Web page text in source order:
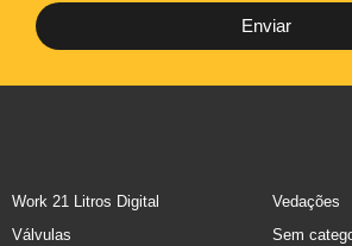
Enviar
Work 21 Litros Digital
Vedações
Válvulas
Sem